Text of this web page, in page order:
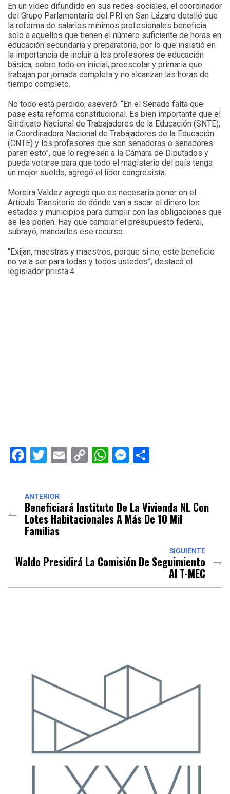
En un video difundido en sus redes sociales, el coordinador
del Grupo Parlamentario del PRI en San Lázaro detalló que
la reforma de salarios mínimos profesionales beneficia
solo a aquellos que tienen el número suficiente de horas en
educación secundaria y preparatoria, por lo que insistió en
la importancia de incluir a los profesores de educación
básica, sobre todo en inicial, preescolar y primaria que
trabajan por jornada completa y no alcanzan las horas de
tiempo completo.
No todo está perdido, aseveró. “En el Senado falta que
pase esta reforma constitucional. Es bien importante que el
Sindicato Nacional de Trabajadores de la Educación (SNTE),
la Coordinadora Nacional de Trabajadores de la Educación
(CNTE) y los profesores que son senadoras o senadores
paren esto”, que lo regresen a la Cámara de Diputados y
pueda votarse para que todo el magisterio del país tenga
un mejor sueldo, agregó el líder congresista.
Moreira Valdez agregó que es necesario poner en el
Artículo Transitorio de dónde van a sacar el dinero los
estados y municipios para cumplir con las obligaciones que
se les ponen. Hay que cambiar el presupuesto federal,
subrayó, mandarles ese recurso.
“Exijan, maestras y maestros, porque si no, este beneficio
no va a ser para todas y todos ustedes”, destacó el
legislador priista.4
Facebook
Twitter
EmailCopyWhatsApp
Messenger
ANTERIOR
Beneficiará Instituto De La Vivienda NL Con
Lotes Habitacionales A Más De 10 Mil
Familias
SIGUIENTE
Waldo Presidirá La Comisión De Seguimiento
Al T-MEC